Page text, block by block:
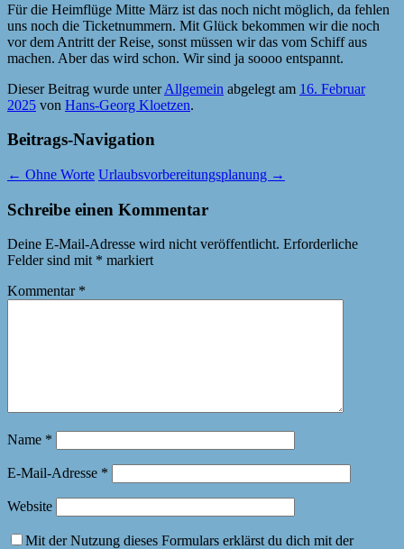
Für die Heimflüge Mitte März ist das noch nicht möglich, da fehlen
uns noch die Ticketnummern. Mit Glück bekommen wir die noch
vor dem Antritt der Reise, sonst müssen wir das vom Schiff aus
machen. Aber das wird schon. Wir sind ja soooo entspannt.
Dieser Beitrag wurde unterAllgemein abgelegt am 16. Februar
2025 von Hans-Georg Kloetzen.
Beitrags-Navigation
← Ohne Worte Urlaubsvorbereitungsplanung →
Schreibe einen Kommentar
Deine E-Mail-Adresse wird nicht veröffentlicht. Erforderliche
Felder sind mit * markiert
Kommentar *
Name *
E-Mail-Adresse *
Website
Mit der Nutzung dieses Formulars erklärst du dich mit der